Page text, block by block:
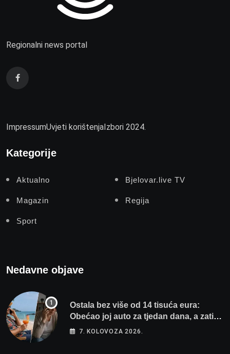
Regionalni news portal
ImpressumUvjeti korištenjaIzbori 2024.
Kategorije
Aktualno Bjelovar.live TV
Magazin Regija
Sport
Nedavne objave
Ostala bez više od 14 tisuća eura:
Obećao joj auto za tjedan dana, a zatim
izmišljao opravdanja
7. KOLOVOZA 2026.